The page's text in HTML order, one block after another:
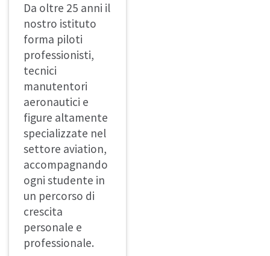
Da oltre 25 anni il
nostro istituto
forma piloti
professionisti,
tecnici
manutentori
aeronautici e
figure altamente
specializzate nel
settore aviation,
accompagnando
ogni studente in
un percorso di
crescita
personale e
professionale.